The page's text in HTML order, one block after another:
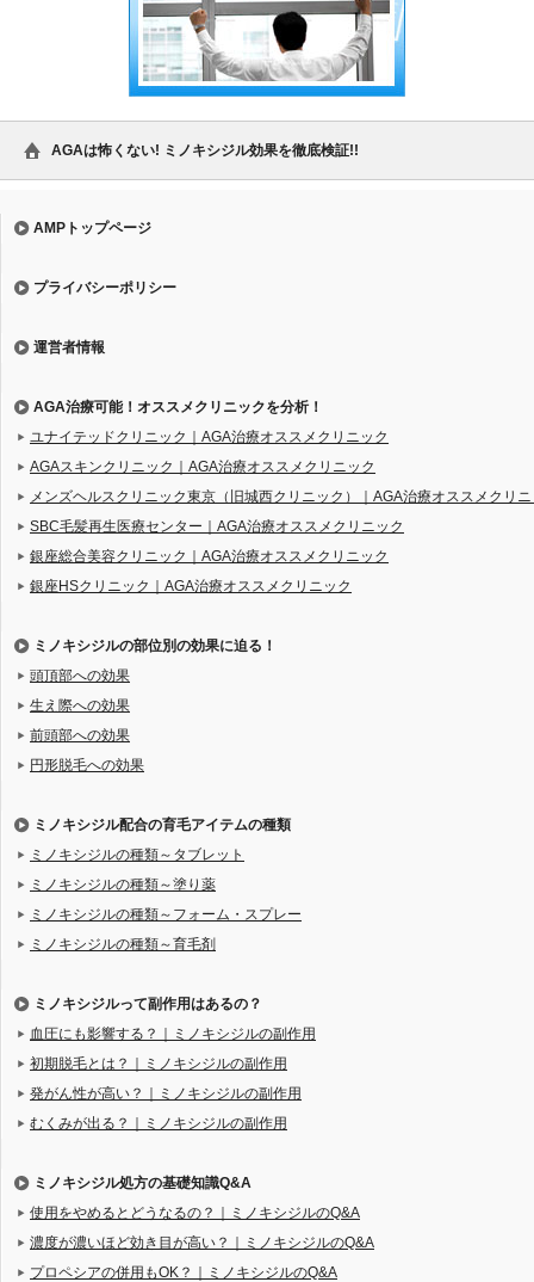
AGAは怖くない! ミノキシジル効果を徹底検証!!
AMPトップページ
プライバシーポリシー
運営者情報
AGA治療可能！オススメクリニックを分析！
ユナイテッドクリニック｜AGA治療オススメクリニック
AGAスキンクリニック｜AGA治療オススメクリニック
メンズヘルスクリニック東京（旧城西クリニック）｜AGA治療オススメクリ
SBC毛髪再生医療センター｜AGA治療オススメクリニック
銀座総合美容クリニック｜AGA治療オススメクリニック
銀座HSクリニック｜AGA治療オススメクリニック
ミノキシジルの部位別の効果に迫る！
頭頂部への効果
生え際への効果
前頭部への効果
円形脱毛への効果
ミノキシジル配合の育毛アイテムの種類
ミノキシジルの種類～タブレット
ミノキシジルの種類～塗り薬
ミノキシジルの種類～フォーム・スプレー
ミノキシジルの種類～育毛剤
ミノキシジルって副作用はあるの？
血圧にも影響する？｜ミノキシジルの副作用
初期脱毛とは？｜ミノキシジルの副作用
発がん性が高い？｜ミノキシジルの副作用
むくみが出る？｜ミノキシジルの副作用
ミノキシジル処方の基礎知識Q&A
使用をやめるとどうなるの？｜ミノキシジルのQ&A
濃度が濃いほど効き目が高い？｜ミノキシジルのQ&A
プロペシアの併用もOK？｜ミノキシジルのQ&A